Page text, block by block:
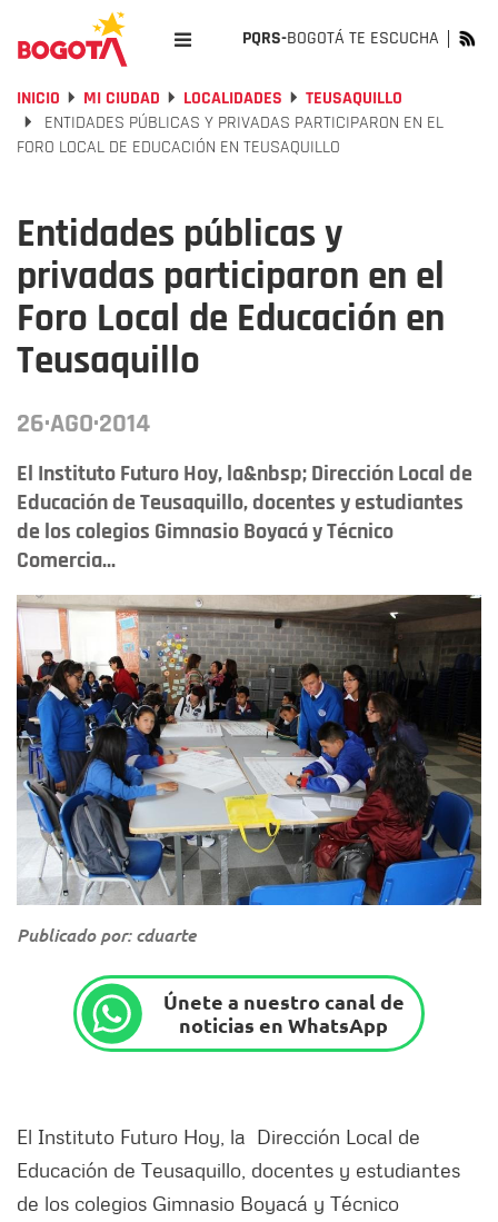
PQRS-BOGOTÁ TE ESCUCHA
INICIO MI CIUDAD LOCALIDADES
TEUSAQUILLO
ENTIDADES PÚBLICAS Y PRIVADAS PARTICIPARON EN EL
FORO LOCAL DE EDUCACIÓN EN TEUSAQUILLO
Entidades públicas y
privadas participaron en el
Foro Local de Educación en
Teusaquillo
26·AGO·2014
El Instituto Futuro Hoy, la&nbsp; Dirección Local de
Educación de Teusaquillo, docentes y estudiantes
de los colegios Gimnasio Boyacá y Técnico
Comercia...
Publicado por: cduarte
Únete a nuestro canal de
noticias en WhatsApp
El Instituto Futuro Hoy, la Dirección Local de
Educación de Teusaquillo, docentes y estudiantes
de los colegios Gimnasio Boyacá y Técnico